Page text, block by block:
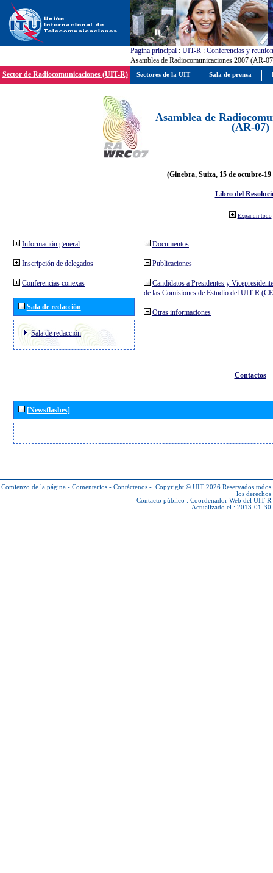
Pagína principal : UIT-R : Conferencias y
Asamblea de Radiocomunicaciones 2007 (AR-
Sector de Radiocomunicaciones (UIT-R)
Asamblea de
(AR-07)
(Ginebra, Suiza, 15 de octubre-19
Libro del
Expandir todo
Información general
Inscripción de delegados
Conferencias conexas
Sala de redacción
Sala de redacción
Documentos
Publicaciones
Candidatos a Presidentes y
de las Comisiones de Estudio del UIT R
Otras informaciones
Contactos
[Newsflashes]
Comienzo de la página - Comentarios - Contáctenos - Copyright © UIT 2026 Reservados todos
los derechos
Contacto público : Coordenador Web del UIT-R
Actualizado el : 2013-01-30
Sectores de la UIT Sala de prensa